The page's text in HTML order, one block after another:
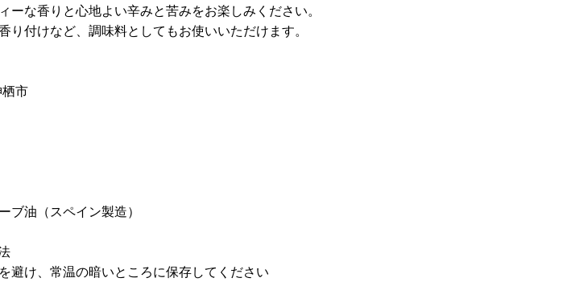
ーな香りと心地よい辛みと苦みをお楽しみください。
り付けなど、調味料としてもお使いいただけます。
市
ブ油（スペイン製造）
避け、常温の暗いところに保存してください